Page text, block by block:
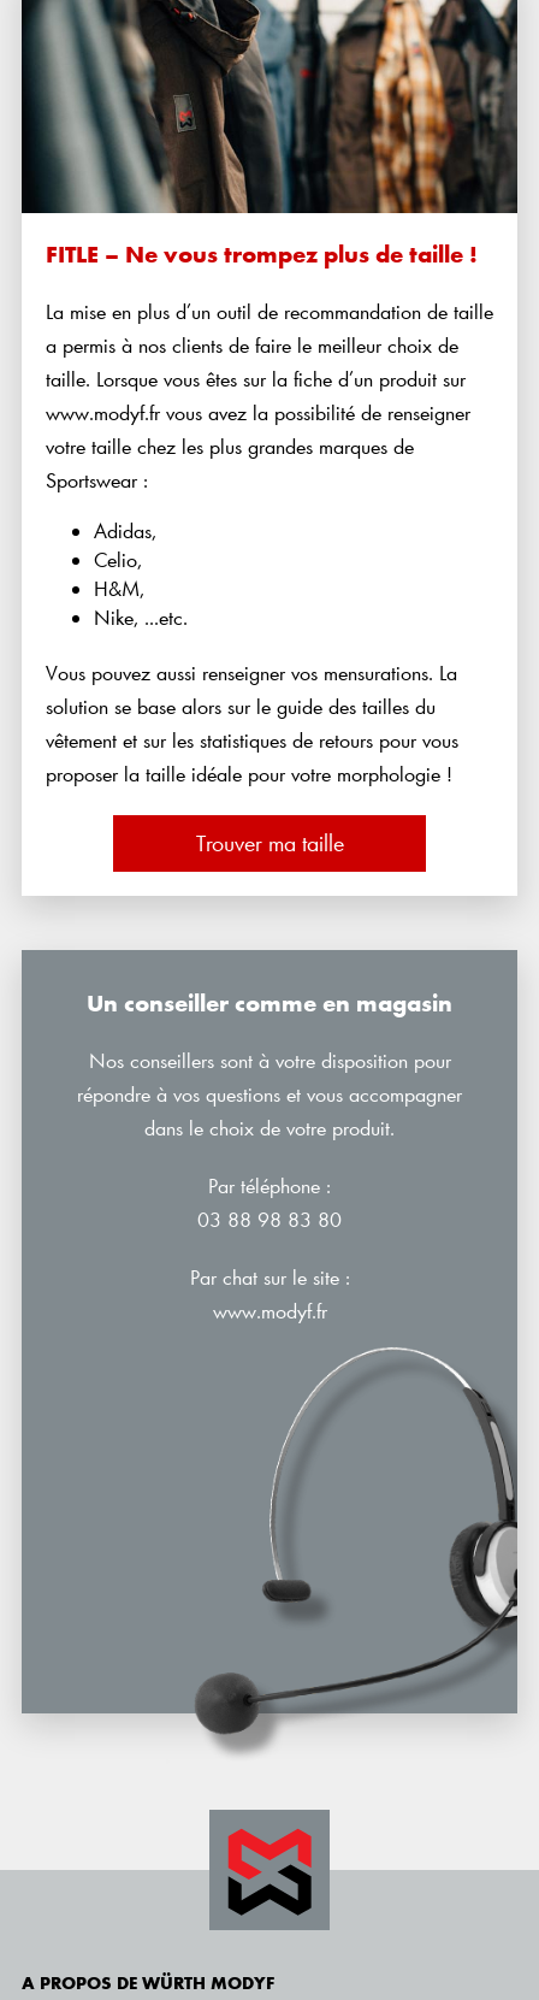
FITLE – Ne vous trompez plus de taille !
La mise en plus d’un outil de recommandation de taille
a permis à nos clients de faire le meilleur choix de
taille. Lorsque vous êtes sur la fiche d’un produit sur
www.modyf.fr vous avez la possibilité de renseigner
votre taille chez les plus grandes marques de
Sportswear :
Adidas,
Celio,
H&M,
Nike, ...etc.
Vous pouvez aussi renseigner vos mensurations. La
solution se base alors sur le guide des tailles du
vêtement et sur les statistiques de retours pour vous
proposer la taille idéale pour votre morphologie !
Trouver ma taille
Un conseiller comme en magasin
Nos conseillers sont à votre disposition pour
répondre à vos questions et vous accompagner
dans le choix de votre produit.
Par téléphone :
03 88 98 83 80
Par chat sur le site :
www.modyf.fr
A PROPOS DE WÜRTH MODYF